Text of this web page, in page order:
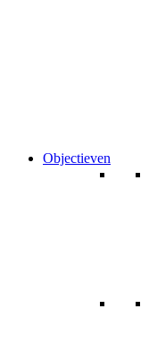
Objectieven